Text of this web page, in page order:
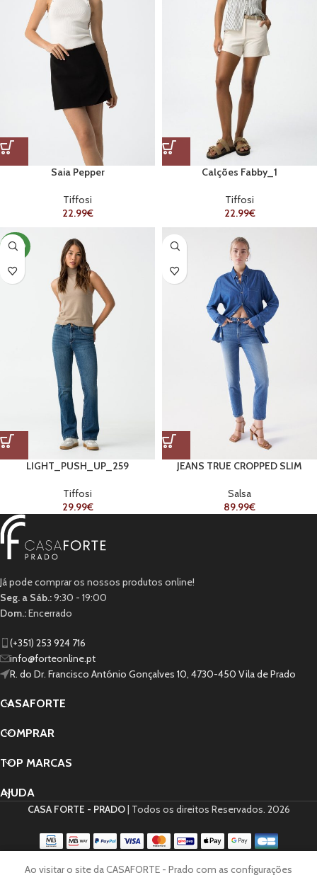
Saia Pepper
Tiffosi
22.99€
Calções Fabby_1
Tiffosi
22.99€
NOVO
LIGHT_PUSH_UP_259
Tiffosi
29.99€
JEANS TRUE CROPPED SLIM
Salsa
89.99€
Já pode comprar os nossos produtos online!
Seg. a Sáb.:9:30 - 19:00
Dom.:Encerrado
(+351) 253 924 716
info@forteonline.pt
R. do Dr. Francisco António Gonçalves 10, 4730-450 Vila de Prado
CASAFORTE
COMPRAR
TOP MARCAS
AJUDA
CASA FORTE - PRADO| Todos os direitos Reservados. 2026
Ao visitar o site da CASAFORTE - Prado com as configurações